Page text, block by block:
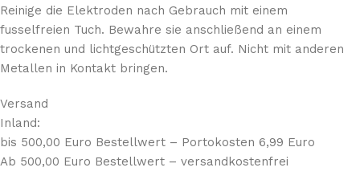
Reinige die Elektroden nach Gebrauch mit einem
fusselfreien Tuch. Bewahre sie anschließend an einem
trockenen und lichtgeschützten Ort auf. Nicht mit anderen
Metallen in Kontakt bringen.
Versand
Inland:
bis 500,00 Euro Bestellwert – Portokosten 6,99 Euro
Ab 500,00 Euro Bestellwert – versandkostenfrei